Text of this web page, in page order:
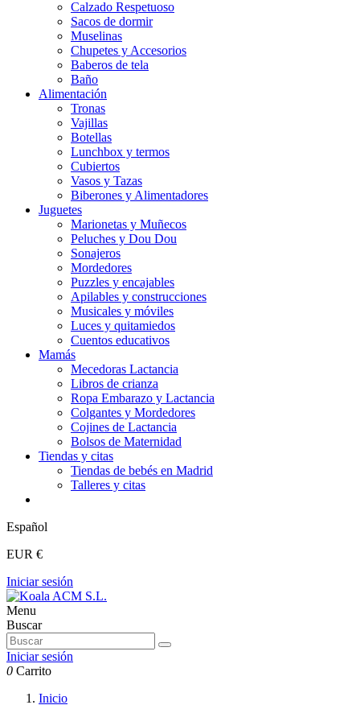
Calzado Respetuoso
Sacos de dormir
Muselinas
Chupetes y Accesorios
Baberos de tela
Baño
Alimentación
Tronas
Vajillas
Botellas
Lunchbox y termos
Cubiertos
Vasos y Tazas
Biberones y Alimentadores
Juguetes
Marionetas y Muñecos
Peluches y Dou Dou
Sonajeros
Mordedores
Puzzles y encajables
Apilables y construcciones
Musicales y móviles
Luces y quitamiedos
Cuentos educativos
Mamás
Mecedoras Lactancia
Libros de crianza
Ropa Embarazo y Lactancia
Colgantes y Mordedores
Cojines de Lactancia
Bolsos de Maternidad
Tiendas y citas
Tiendas de bebés en Madrid
Talleres y citas
Español
EUR €
Iniciar sesión
Menu
Buscar
Iniciar sesión
0 Carrito
Inicio